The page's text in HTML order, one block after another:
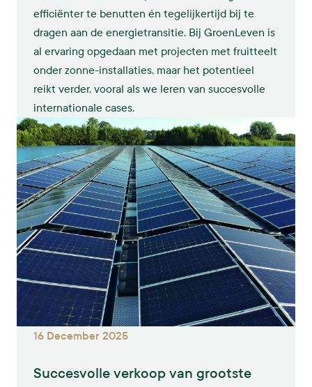
efficiënter te benutten én tegelijkertijd bij te
dragen aan de energietransitie. Bij GroenLeven is
al ervaring opgedaan met projecten met fruitteelt
onder zonne-installaties, maar het potentieel
reikt verder, vooral als we leren van succesvolle
internationale cases.
16 December 2025
Succesvolle verkoop van grootste